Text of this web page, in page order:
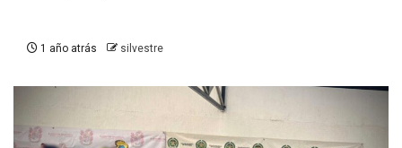
1 año atrás silvestre